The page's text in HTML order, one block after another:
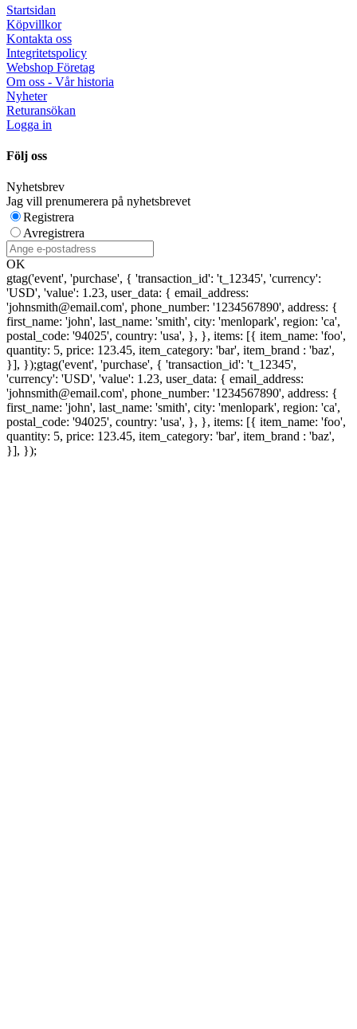
Startsidan
Köpvillkor
Kontakta oss
Integritetspolicy
Webshop Företag
Om oss - Vår historia
Nyheter
Returansökan
Logga in
Följ oss
Nyhetsbrev
Jag vill prenumerera på nyhetsbrevet
Registrera
Avregistrera
OK
gtag('event', 'purchase', { 'transaction_id': 't_12345', 'currency':
'USD', 'value': 1.23, user_data: { email_address:
'johnsmith@email.com', phone_number: '1234567890', address: {
first_name: 'john', last_name: 'smith', city: 'menlopark', region: 'ca',
postal_code: '94025', country: 'usa', }, }, items: [{ item_name: 'foo',
quantity: 5, price: 123.45, item_category: 'bar', item_brand : 'baz',
}], });gtag('event', 'purchase', { 'transaction_id': 't_12345',
'currency': 'USD', 'value': 1.23, user_data: { email_address:
'johnsmith@email.com', phone_number: '1234567890', address: {
first_name: 'john', last_name: 'smith', city: 'menlopark', region: 'ca',
postal_code: '94025', country: 'usa', }, }, items: [{ item_name: 'foo',
quantity: 5, price: 123.45, item_category: 'bar', item_brand : 'baz',
}], });